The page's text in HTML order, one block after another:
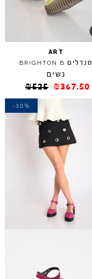
ART
סנדלים BRIGHTON B
נשים
₪525 ₪367.50
-30%